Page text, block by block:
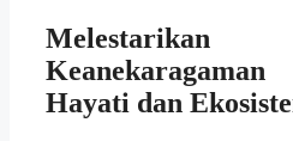
Melestarikan
Keanekaragaman
Hayati dan